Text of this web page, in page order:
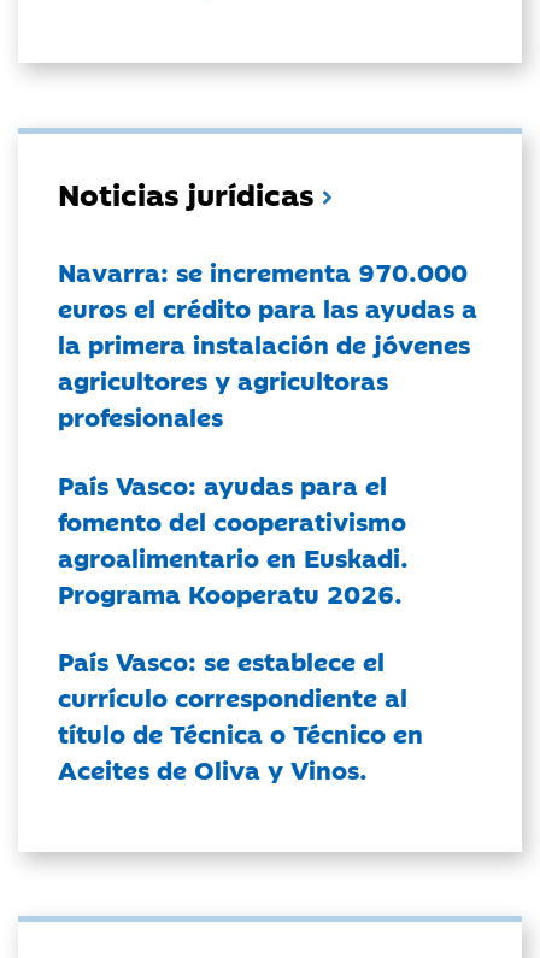
Noticias jurídicas
Navarra: se incrementa 970.000
euros el crédito para las ayudas a
la primera instalación de jóvenes
agricultores y agricultoras
profesionales
País Vasco: ayudas para el
fomento del cooperativismo
agroalimentario en Euskadi.
Programa Kooperatu 2026.
País Vasco: se establece el
currículo correspondiente al
título de Técnica o Técnico en
Aceites de Oliva y Vinos.